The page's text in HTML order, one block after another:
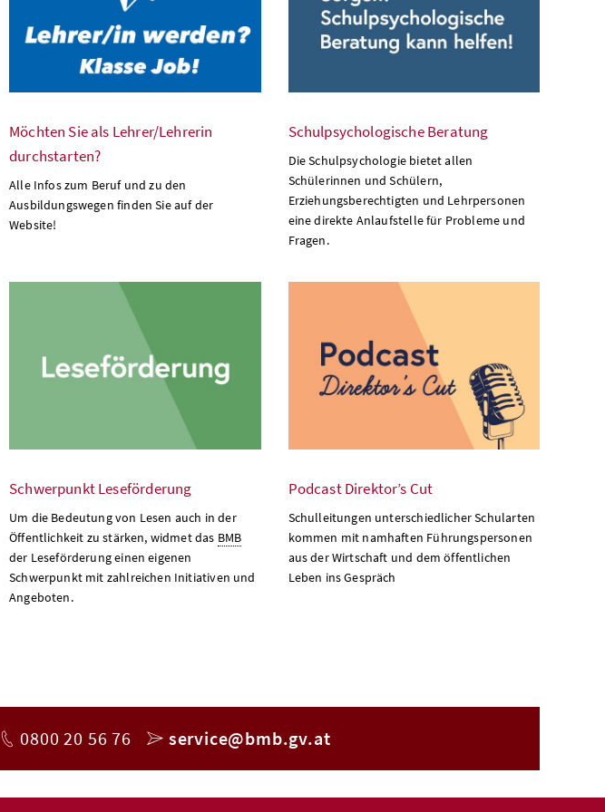
Möchten Sie als Lehrer/Lehrerin
durchstarten?
Alle Infos zum Beruf und zu den
Ausbildungswegen finden Sie auf der
Website!
Schulpsychologische Beratung
Die Schulpsychologie bietet allen
Schülerinnen und Schülern,
Erziehungsberechtigten und Lehrpersonen
eine direkte Anlaufstelle für Probleme und
Fragen.
Schwerpunkt Leseförderung
Um die Bedeutung von Lesen auch in der
Öffentlichkeit zu stärken, widmet das BMB
der Leseförderung einen eigenen
Schwerpunkt mit zahlreichen Initiativen und
Angeboten.
Podcast Direktor’s Cut
Schulleitungen unterschiedlicher Schularten
kommen mit namhaften Führungspersonen
aus der Wirtschaft und dem öffentlichen
Leben ins Gespräch
Telefon
0800 20 56 76 E-Mail
service@bmb.gv.at